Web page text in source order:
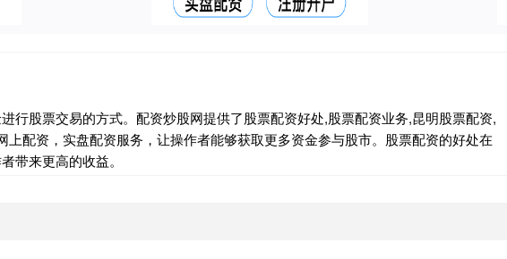
行股票交易的方式。配资炒股网提供了股票配资好处,股票配资业务,昆明股票配资,
上配资，实盘配资服务，让操作者能够获取更多资金参与股市。股票配资的好处在
带来更高的收益。